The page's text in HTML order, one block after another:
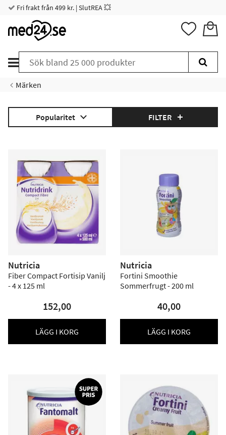
Fri frakt från 499 kr. | SlutREA 💥
Märken
Popularitet FILTER
Nutricia
Fiber Compact Fortisip Vanilj
- 4 x 125 ml
152,00
LÄGG I KORG
Nutricia
Fortini Smoothie
Sommerfrugt - 200 ml
40,00
LÄGG I KORG